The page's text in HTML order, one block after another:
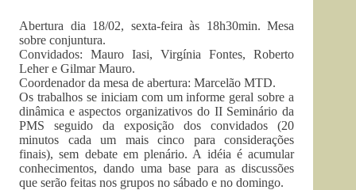
Abertura dia 18/02, sexta-feira às 18h30min. Mesa
sobre conjuntura.
Convidados: Mauro Iasi, Virgínia Fontes, Roberto
Leher e Gilmar Mauro.
Coordenador da mesa de abertura: Marcelão MTD.
Os trabalhos se iniciam com um informe geral sobre a
dinâmica e aspectos organizativos do II Seminário da
PMS seguido da exposição dos convidados (20
minutos cada um mais cinco para considerações
finais), sem debate em plenário. A idéia é acumular
conhecimentos, dando uma base para as discussões
que serão feitas nos grupos no sábado e no domingo.